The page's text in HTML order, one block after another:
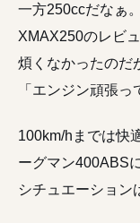
一方250ccだなぁ
XMAX250のレビ
煩くなかったのだ
「エンジン頑張っ
100km/hまでは快
ーグマン400ABS
シチュエーション